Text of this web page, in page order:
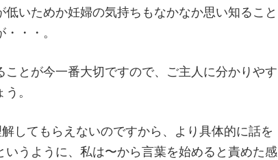
いためか妊婦の気持ちもなかなか思い知ること
・・。
とが今一番大切ですので、ご主人に分かりやす
。
してもらえないのですから、より具体的に話を
うように、私は〜から言葉を始めると責めた感